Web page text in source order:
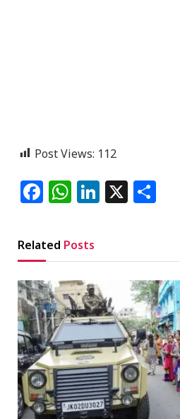
Post Views: 112
Facebook
WhatsApp
LinkedIn
X
Related Posts